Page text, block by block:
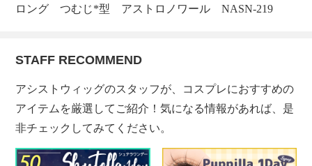
ロング つむじ*型 アストロノワール NASN-219
STAFF RECOMMEND
アシストウィッグのスタッフが、コスプレにおすすめの
アイテムを厳選してご紹介！気になる情報があれば、是
非チェックしてみてください。